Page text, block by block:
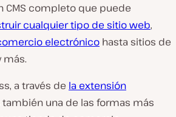
CMS completo que puede
cualquier tipo de sitio web,
electrónico hasta sitios de
más.
a través de la extensión
también una de las formas más